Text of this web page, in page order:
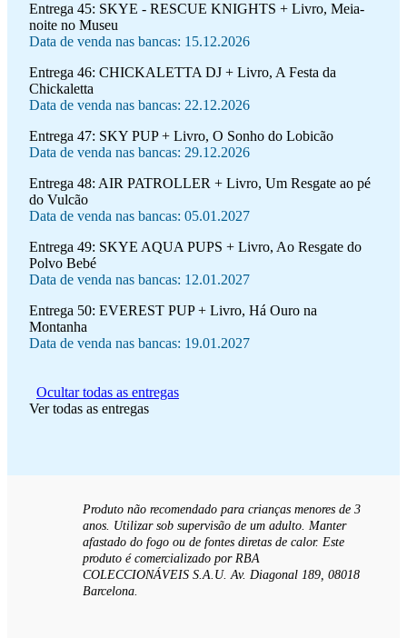
Entrega 45: SKYE - RESCUE KNIGHTS + Livro, Meia-
noite no Museu
Data de venda nas bancas: 15.12.2026
Entrega 46: CHICKALETTA DJ + Livro, A Festa da
Chickaletta
Data de venda nas bancas: 22.12.2026
Entrega 47: SKY PUP + Livro, O Sonho do Lobicão
Data de venda nas bancas: 29.12.2026
Entrega 48: AIR PATROLLER + Livro, Um Resgate ao pé
do Vulcão
Data de venda nas bancas: 05.01.2027
Entrega 49: SKYE AQUA PUPS + Livro, Ao Resgate do
Polvo Bebé
Data de venda nas bancas: 12.01.2027
Entrega 50: EVEREST PUP + Livro, Há Ouro na
Montanha
Data de venda nas bancas: 19.01.2027
Ocultar todas as entregas
Ver todas as entregas
Produto não recomendado para crianças menores de 3
anos. Utilizar sob supervisão de um adulto. Manter
afastado do fogo ou de fontes diretas de calor. Este
produto é comercializado por RBA
COLECCIONÁVEIS S.A.U. Av. Diagonal 189, 08018
Barcelona.